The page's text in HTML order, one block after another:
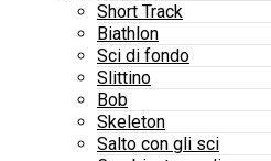
Short Track
Biathlon
Sci di fondo
Slittino
Bob
Skeleton
Salto con gli sci